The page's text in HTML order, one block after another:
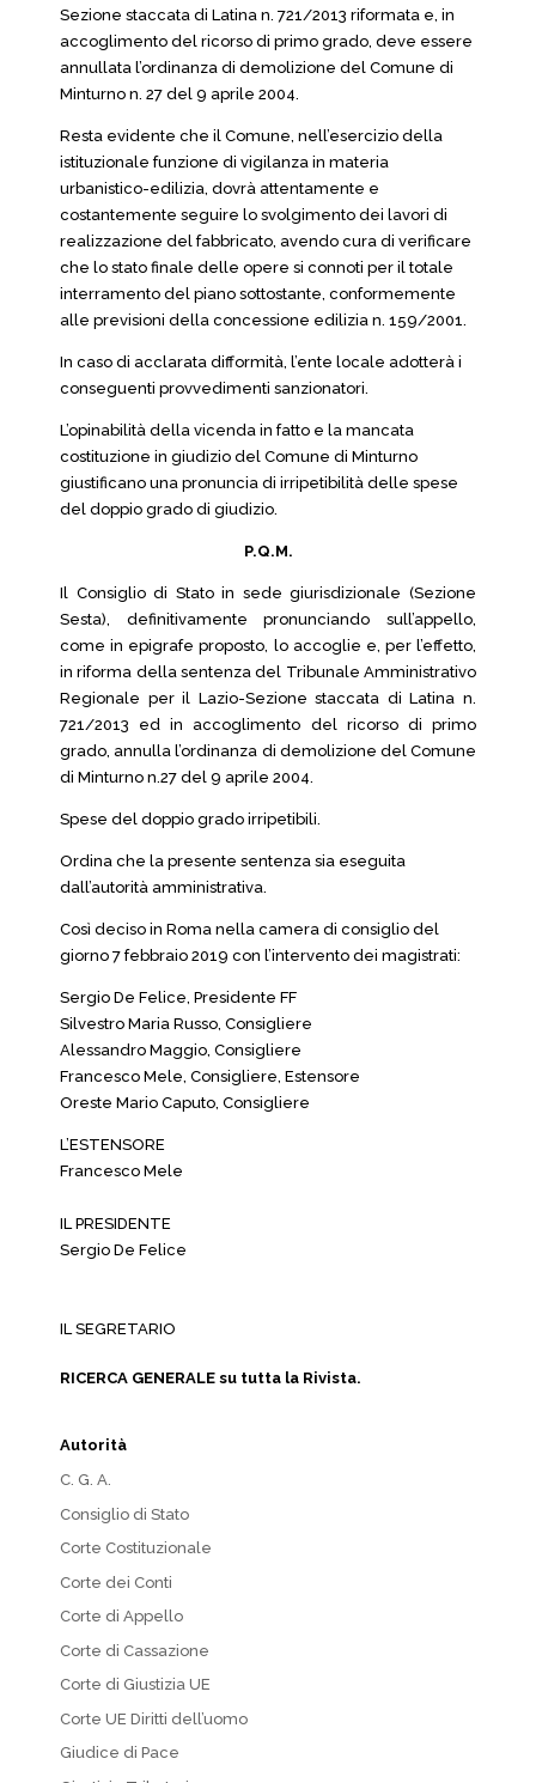
Sezione staccata di Latina n. 721/2013 riformata e, in
accoglimento del ricorso di primo grado, deve essere
annullata l’ordinanza di demolizione del Comune di
Minturno n. 27 del 9 aprile 2004.
Resta evidente che il Comune, nell’esercizio della
istituzionale funzione di vigilanza in materia
urbanistico-edilizia, dovrà attentamente e
costantemente seguire lo svolgimento dei lavori di
realizzazione del fabbricato, avendo cura di verificare
che lo stato finale delle opere si connoti per il totale
interramento del piano sottostante, conformemente
alle previsioni della concessione edilizia n. 159/2001.
In caso di acclarata difformità, l’ente locale adotterà i
conseguenti provvedimenti sanzionatori.
L’opinabilità della vicenda in fatto e la mancata
costituzione in giudizio del Comune di Minturno
giustificano una pronuncia di irripetibilità delle spese
del doppio grado di giudizio.
P.Q.M.
Il Consiglio di Stato in sede giurisdizionale (Sezione
Sesta), definitivamente pronunciando sull’appello,
come in epigrafe proposto, lo accoglie e, per l’effetto,
in riforma della sentenza del Tribunale Amministrativo
Regionale per il Lazio-Sezione staccata di Latina n.
721/2013 ed in accoglimento del ricorso di primo
grado, annulla l’ordinanza di demolizione del Comune
di Minturno n.27 del 9 aprile 2004.
Spese del doppio grado irripetibili.
Ordina che la presente sentenza sia eseguita
dall’autorità amministrativa.
Così deciso in Roma nella camera di consiglio del
giorno 7 febbraio 2019 con l’intervento dei magistrati:
Sergio De Felice, Presidente FF
Silvestro Maria Russo, Consigliere
Alessandro Maggio, Consigliere
Francesco Mele, Consigliere, Estensore
Oreste Mario Caputo, Consigliere
L’ESTENSORE
Francesco Mele
IL PRESIDENTE
Sergio De Felice
IL SEGRETARIO
RICERCA GENERALE su tutta la Rivista.
Autorità
C. G. A.
Consiglio di Stato
Corte Costituzionale
Corte dei Conti
Corte di Appello
Corte di Cassazione
Corte di Giustizia UE
Corte UE Diritti dell’uomo
Giudice di Pace